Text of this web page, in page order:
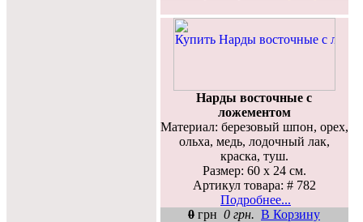
Нарды восточные с
ложементом
Материал: березовый шпон, орех,
ольха, медь, лодочный лак,
краска, туш.
Размер: 60 х 24 см.
Артикул товара: # 782
Подробнее...
0 грн 0 грн. В Корзину